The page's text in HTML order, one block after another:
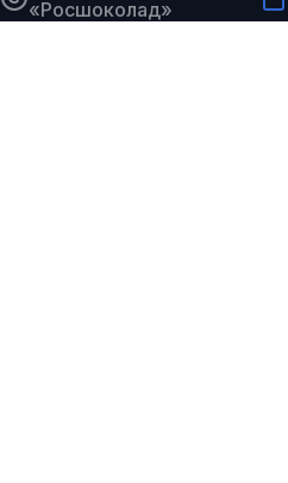
«Росшоколад»